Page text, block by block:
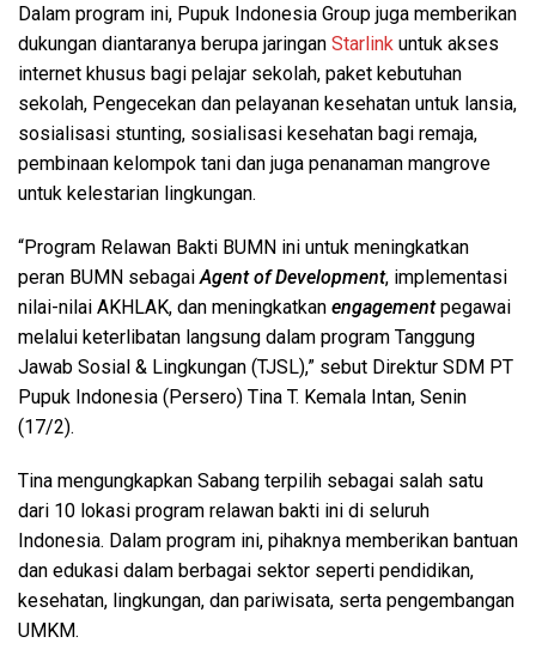
Dalam program ini, Pupuk Indonesia Group juga memberikan
dukungan diantaranya berupa jaringan Starlink untuk akses
internet khusus bagi pelajar sekolah, paket kebutuhan
sekolah, Pengecekan dan pelayanan kesehatan untuk lansia,
sosialisasi stunting, sosialisasi kesehatan bagi remaja,
pembinaan kelompok tani dan juga penanaman mangrove
untuk kelestarian lingkungan.
“Program Relawan Bakti BUMN ini untuk meningkatkan
peran BUMN sebagaiAgent of Development, implementasi
nilai-nilai AKHLAK, dan meningkatkan engagementpegawai
melalui keterlibatan langsung dalam program Tanggung
Jawab Sosial & Lingkungan (TJSL),” sebut Direktur SDM PT
Pupuk Indonesia (Persero) Tina T. Kemala Intan, Senin
(17/2).
Tina mengungkapkan Sabang terpilih sebagai salah satu
dari 10 lokasi program relawan bakti ini di seluruh
Indonesia. Dalam program ini, pihaknya memberikan bantuan
dan edukasi dalam berbagai sektor seperti pendidikan,
kesehatan, lingkungan, dan pariwisata, serta pengembangan
UMKM.